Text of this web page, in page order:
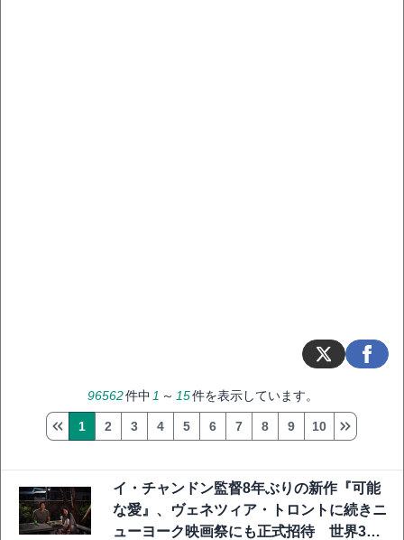
96562件中 1 ～ 15件を表示しています。
1 2 3 4 5 6 7 8 9 10
イ・チャンドン監督8年ぶりの新作『可能
な愛』、ヴェネツィア・トロントに続きニ
ューヨーク映画祭にも正式招待 世界3大